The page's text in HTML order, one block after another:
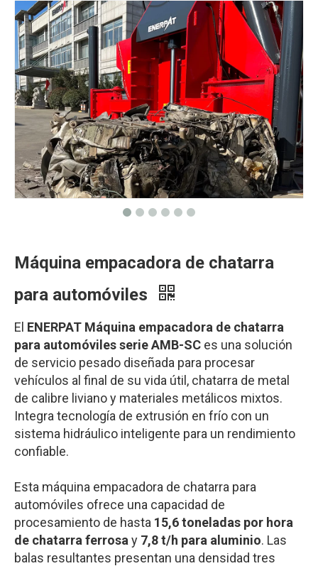
Máquina empacadora de chatarra
para automóviles
El ENERPAT Máquina empacadora de chatarra
para automóviles serie AMB-SC es una solución
de servicio pesado diseñada para procesar
vehículos al final de su vida útil, chatarra de metal
de calibre liviano y materiales metálicos mixtos.
Integra tecnología de extrusión en frío con un
sistema hidráulico inteligente para un rendimiento
confiable.
Esta máquina empacadora de chatarra para
automóviles ofrece una capacidad de
procesamiento de hasta 15,6 toneladas por hora
de chatarra ferrosa y 7,8 t/h para aluminio. Las
balas resultantes presentan una densidad tres